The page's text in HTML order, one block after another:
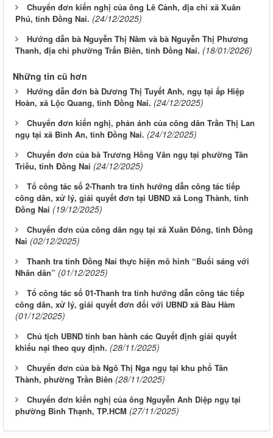
Chuyển đơn kiến nghị của ông Lê Cảnh, địa chỉ xã Xuân
Phú, tỉnh Đồng Nai. (24/12/2025)
Hướng dẫn bà Nguyễn Thị Năm và bà Nguyễn Thị Phương
Thanh, địa chỉ phường Trấn Biên, tỉnh Đồng Nai. (18/01/2026)
Những tin cũ hơn
Hướng dẫn đơn bà Dương Thị Tuyết Anh, ngụ tại ấp Hiệp
Hoàn, xã Lộc Quang, tỉnh Đồng Nai. (24/12/2025)
Chuyển đơn kiến nghị, phản ánh của công dân Trần Thị Lan
ngụ tại xã Bình An, tỉnh Đồng Nai. (24/12/2025)
Chuyển đơn của bà Trương Hồng Vân ngụ tại phường Tân
Triều, tỉnh Đồng Nai (24/12/2025)
Tổ công tác số 2-Thanh tra tỉnh hướng dẫn công tác tiếp
công dân, xử lý, giải quyết đơn tại UBND xã Long Thành, tỉnh
Đồng Nai (19/12/2025)
Chuyển đơn của công dân ngụ tại xã Xuân Đông, tỉnh Đồng
Nai (02/12/2025)
Thanh tra tỉnh Đồng Nai thực hiện mô hình “Buổi sáng với
Nhân dân” (01/12/2025)
Tổ công tác số 01-Thanh tra tỉnh hướng dẫn công tác tiếp
công dân, xử lý, giải quyết đơn đối với UBND xã Bàu Hàm
(01/12/2025)
Chủ tịch UBND tỉnh ban hành các Quyết định giải quyết
khiếu nại theo quy định. (28/11/2025)
Chuyển đơn của bà Ngô Thị Nga ngụ tại khu phố Tân
Thành, phường Trần Biên (28/11/2025)
Chuyển đơn kiến nghị của ông Nguyễn Anh Diệp ngụ tại
phường Bình Thạnh, TP.HCM (27/11/2025)